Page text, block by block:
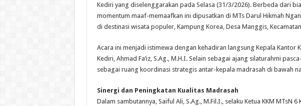
Kediri yang diselenggarakan pada Selasa (31/3/2026). Berbeda dari
momentum maaf-memaafkan ini dipusatkan di MTs Darul Hikmah
di destinasi wisata populer, Kampung Korea, Desa Manggis,
​Acara ini menjadi istimewa dengan kehadiran langsung Kepala Kantor
Kediri, Ahmad Fa’iz, S.Ag., M.H.I. Selain sebagai ajang silaturahmi
sebagai ruang koordinasi strategis antar-kepala madrasah di bawah
Sinergi dan Peningkatan Kualitas Madrasah
​Dalam sambutannya, Saiful Ali, S.Ag., M.Fil.I., selaku Ketua KKM MTsN